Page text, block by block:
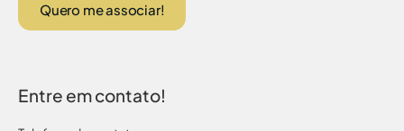
Quero me associar!
Entre em contato!